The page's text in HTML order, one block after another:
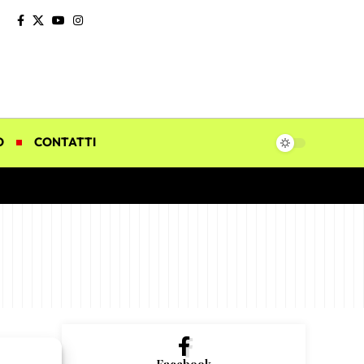
CONTATTI